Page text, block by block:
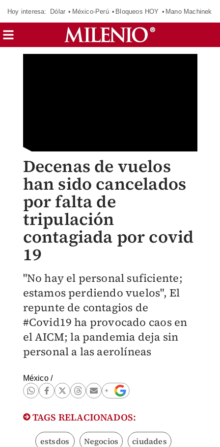
Hoy interesa: Dólar México-Perú Bloqueos HOY Mano Machinek
Decenas de vuelos
han sido cancelados
por falta de
tripulación
contagiada por covid
19
"No hay el personal suficiente;
estamos perdiendo vuelos", El
repunte de contagios de
#Covid19 ha provocado caos en
el AICM; la pandemia deja sin
personal a las aerolíneas
México/
TAGS RELACIONADOS:
estsdos Negocios ciudades